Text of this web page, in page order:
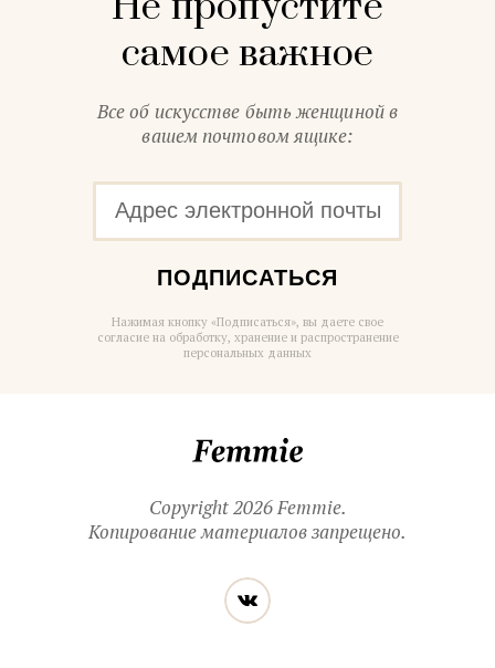
самое важное
Все об искусстве быть женщиной в
вашем почтовом ящике:
ПОДПИСАТЬСЯ
Нажимая кнопку «Подписаться», вы даете свое
согласие на обработку, хранение и распространение
персональных данных
Copyright 2026 Femmie.
Копирование материалов запрещено.
Читайте
нас
в социальных